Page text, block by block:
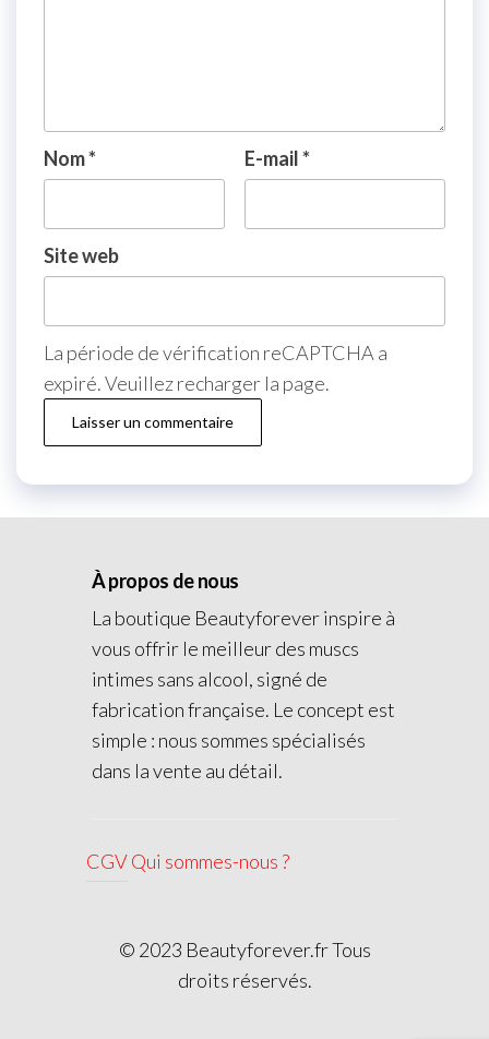
Nom* E-mail*
Site web
La période de vérification reCAPTCHA a
expiré. Veuillez recharger la page.
À propos de nous
La boutique Beautyforever inspire à
vous offrir le meilleur des muscs
intimes sans alcool, signé de
fabrication française. Le concept est
simple : nous sommes spécialisés
dans la vente au détail.
CGVQui sommes-nous ?
© 2023 Beautyforever.fr Tous
droits réservés.